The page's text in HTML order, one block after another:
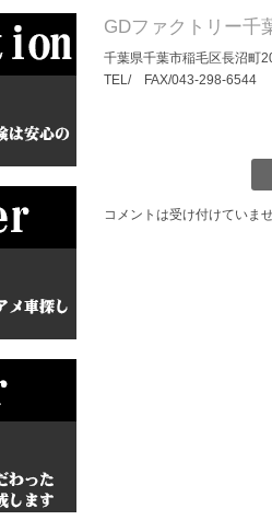
GDファクトリー千
千葉県千葉市稲毛区長沼
TEL/ FAX/043-298-6544
コメントは受け付けていませ